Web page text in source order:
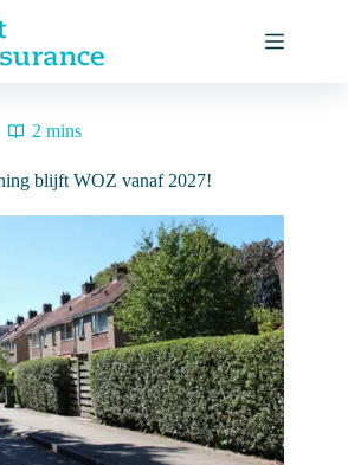
2 mins
blijft WOZ vanaf 2027!